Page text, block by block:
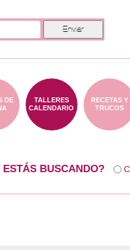
RECETAS Y
TRUCOS
TALLERES
CALENDARIO
DE
ESTÁS BUSCANDO?